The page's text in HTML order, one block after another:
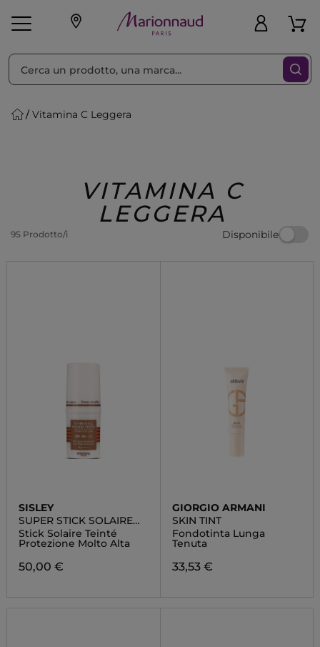
Make-up Profumi
Regalo
Vitamina C Leggera
VITAMINA C
LEGGERA
95 Prodotto/i Disponibile
Ordina per Filtra
SISLEY
SUPER STICK SOLAIRE
TEINTÉ SPF 50+
Stick Solaire Teinté
Protezione Molto Alta
50,00 €
GIORGIO ARMANI
SKIN TINT
Fondotinta Lunga
Tenuta
33,53 €